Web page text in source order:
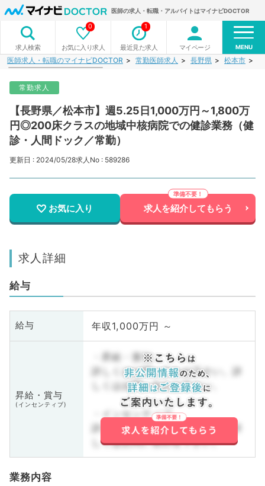
医師の求人・転職・アルバイトはマイナビDOCTOR
求人検索 お気に入り求人
0
最近見た求人
1
マイページ MENU
医師求人・転職のマイナビDOCTOR 常勤医師求人 長野県 松本市
常勤求人
【長野県／松本市】週5.25日1,000万円～1,800万
円◎200床クラスの地域中核病院での健診業務（健
診・人間ドック／常勤）
更新日 : 2024/05/28求人No : 589286
お気に入り 求人を紹介してもらう
求人詳細
給与
給与 年収1,000万円 ～
昇給・賞与
(インセンティブ)
・昇給・賞与
詳しくはお問い合わせ下さい。詳
しくはお問い合わせ下さい。
・インセンティブ
詳しくはお問い合わせ下さい。詳
しくはお問い合わせ下さい。
業務内容